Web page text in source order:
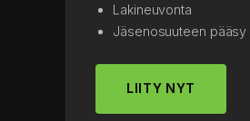
Lakineuvonta
Jäsenosuuteen pääsy
LIITY NYT